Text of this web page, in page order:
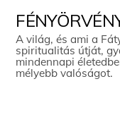
content
A világ, és ami a
spiritualitás útját,
mindennapi
mélyebb valóságot.